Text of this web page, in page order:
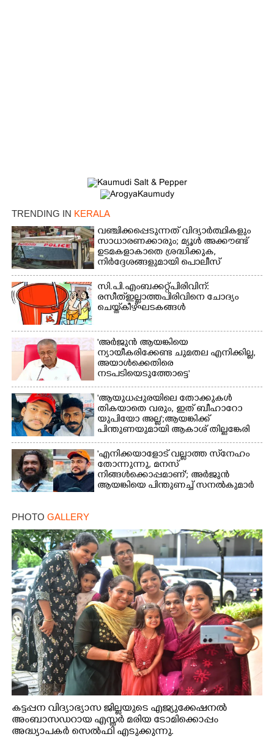
TRENDING IN KERALA
വഞ്ചിക്കപ്പെടുന്നത് വിദ്യാർത്ഥികളും
സാധാരണക്കാരും; മ്യൂൾ അക്കൗണ്ട്
ഉടമകളാകാതെ ശ്രദ്ധിക്കുക,
നിർദ്ദേശങ്ങളുമായി പൊലീസ്
സി.പി.എം ബക്കറ്റ് പിരിവിന്:
രസീത് ഇല്ലാത്ത പിരിവിനെ ചോദ്യം
ചെയ്ത് കീഴ്ഘടകങ്ങൾ
'അർജുൻ ആയങ്കിയെ
ന്യായീകരിക്കേണ്ട ചുമതല എനിക്കില്ല,
അയാൾക്കെതിരെ
നടപടിയെടുത്തോട്ടെ'
'ആയുധപ്പുരയിലെ തോക്കുകൾ
തികയാതെ വരും, ഇത് ബീഹാറോ
യുപിയോ അല്ല';ആയങ്കിക്ക്
പിന്തുണയുമായി ആകാശ് തില്ലങ്കേരി
'എനിക്കയാളോട് വല്ലാത്ത സ്‌നേഹം
തോന്നുന്നു, മനസ്
നിങ്ങൾക്കൊപ്പമാണ്'; അർജുൻ
ആയങ്കിയെ പിന്തുണച്ച് സനൽകുമാർ
PHOTO GALLERY
കട്ടപ്പന വിദ്യാഭ്യാസ ജില്ലയുടെ എജ്യുക്കേഷനൽ
അംബാസഡറായ എസ്തർ മരിയ ടോമിക്കൊപ്പം
അദ്ധ്യാപകർ സെൽഫി എടുക്കുന്നു.